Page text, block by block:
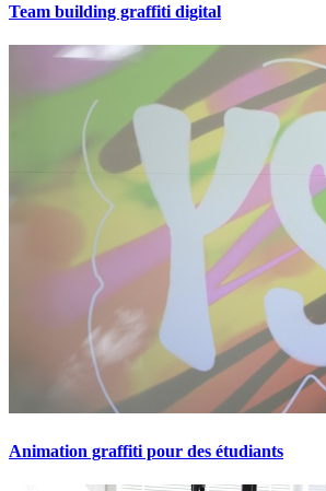
Team building graffiti digital
Animation graffiti pour des étudiants